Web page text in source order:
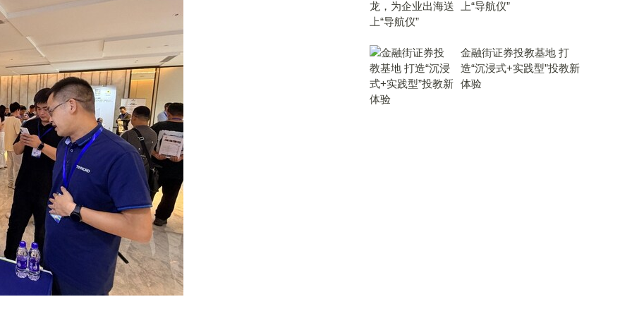
上“导航仪”
金融街证券投教基地 打
造“沉浸式+实践型”投教新
体验